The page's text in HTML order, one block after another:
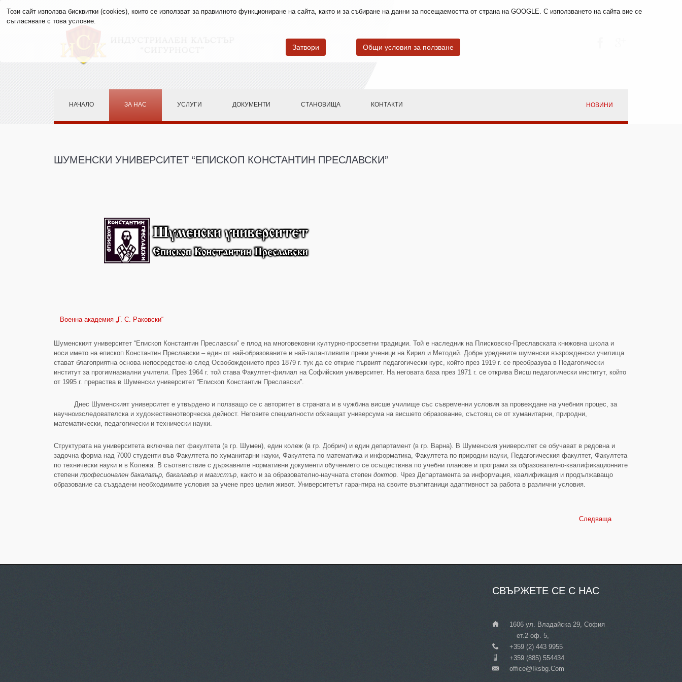
Този сайт използва бисквитки (cookies), които се използват за правилното функциониране на сайта, както и за събиране на данни за посещаемостта от страна на GOOGLE. С използването на сайта вие се
съгласявате с това условие.
Затвори Общи условия за ползване
НОВИНИ
НАЧАЛО ЗА НАС УСЛУГИ ДОКУМЕНТИ СТАНОВИЩА КОНТАКТИ
ШУМЕНСКИ УНИВЕРСИТЕТ “ЕПИСКОП КОНСТАНТИН ПРЕСЛАВСКИ”
Военна академия „Г. С. Раковски“
Шуменският университет “Епископ Константин Преславски” е плод на многовековни културно-просветни традиции. Той е наследник на Плисковско-Преславската книжовна школа и
носи името на епископ Константин Преславски – един от най-образованите и най-талантливите преки ученици на Кирил и Методий. Добре уредените шуменски възрожденски училища
стават благоприятна основа непосредствено след Освобождението през 1879 г. тук да се открие първият педагогически курс, който през 1919 г. се преобразува в Педагогически
институт за прогимназиални учители. През 1964 г. той става Факултет-филиал на Софийския университет. На неговата база през 1971 г. се открива Висш педагогически институт, който
от 1995 г. прераства в Шуменски университет “Епископ Константин Преславски”.
Днес Шуменският университет е утвърдено и ползващо се с авторитет в страната и в чужбина висше училище със съвременни условия за провеждане на учебния процес, за
научноизследователска и художественотворческа дейност. Неговите специалности обхващат универсума на висшето образование, състоящ се от хуманитарни, природни,
математически, педагогически и технически науки.
Структурата на университета включва пет факултета (в гр. Шумен), един колеж (в гр. Добрич) и един департамент (в гр. Варна). В Шуменския университет се обучават в редовна и
задочна форма над 7000 студенти във Факултета по хуманитарни науки, Факултета по математика и информатика, Факултета по природни науки, Педагогическия факултет, Факултета
по технически науки и в Колежа. В съответствие с държавните нормативни документи обучението се осъществява по учебни планове и програми за образователно-квалификационните
степени професионален бакалавър, бакалавър и магистър , както и за образователно-научната степен доктор . Чрез Департамента за информация, квалификация и продължаващо
образование са създадени необходимите условия за учене през целия живот. Университетът гарантира на своите възпитаници адаптивност за работа в различни условия.
Следваща
СВЪРЖЕТЕ СЕ С НАС
1606 ул. Владайска 29, София
ет.2 оф. 5,
___+359 (2) 443 9955
___+359 (885) 554434
___Office@iksbg.com